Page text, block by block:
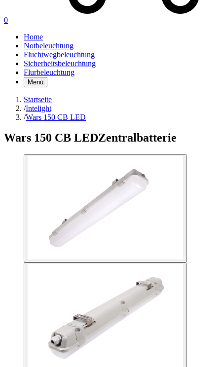
0
Home
Notbeleuchtung
Fluchtwegbeleuchtung
Sicherheitsbeleuchtung
Flurbeleuchtung
Menü
Startseite
/Intelight
/Wars 150 CB LED
Wars 150 CB LEDZentralbatterie